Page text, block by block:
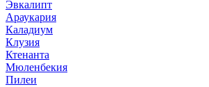
Эвкалипт
Араукария
Каладиум
Клузия
Ктенанта
Мюленбекия
Пилеи